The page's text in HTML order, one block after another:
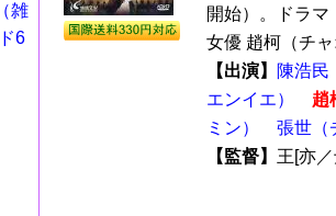
雑
6
開始）。ドラマ
女優 趙柯（チ
【出演】
陳浩民
エンイエ）
趙
ミン）
張世（
【監督】 王[亦